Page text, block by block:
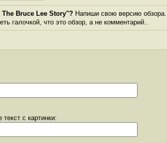
Bruce Lee Story"? Напиши свою версию
галочкой, что это обзор, а не комментарий..
с картинки: